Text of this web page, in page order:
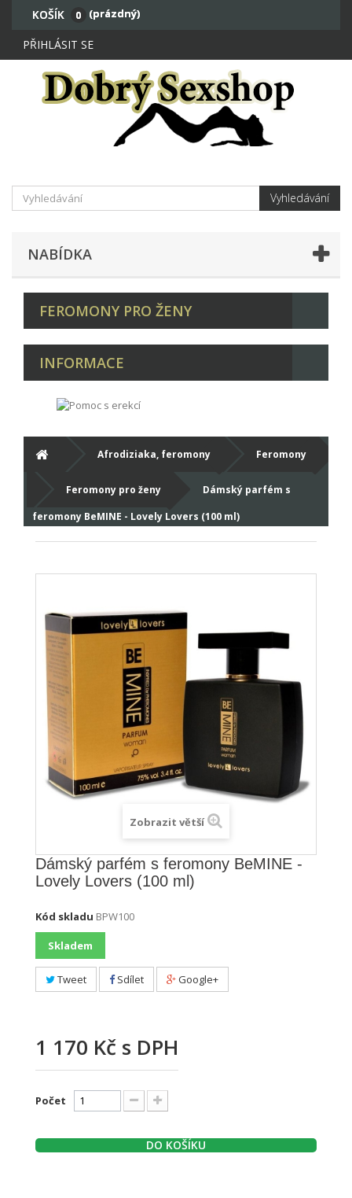
KOŠÍK 0 (prázdný)
PŘIHLÁSIT SE
Vyhledávání
NABÍDKA
FEROMONY PRO ŽENY
INFORMACE
Afrodiziaka, feromony Feromony
Feromony pro ženy
Dámský parfém s
feromony BeMINE - Lovely Lovers (100 ml)
Zobrazit větší
Dámský parfém s feromony BeMINE -
Lovely Lovers (100 ml)
Kód skladu BPW100
Skladem
Tweet Sdílet Google+
1 170 Kč s DPH
Počet
DO KOŠÍKU